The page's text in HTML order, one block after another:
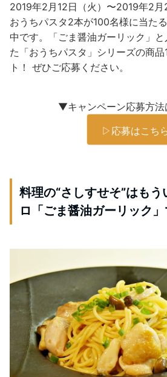
2019年2月12日（火）〜2019年2月
おうちパスタ2本が100名様に当た
中です。「ごま醤油ガーリック」
た「おうちパスタ」シリーズの商
ト！ ぜひご応募ください。
▼キャンペーン応募方
▷応募はこち
料理の“さしすせそ”はも
ロ「ごま醤油ガーリック